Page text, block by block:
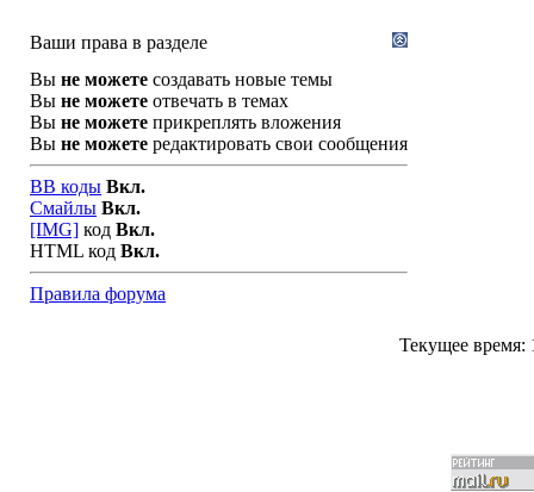
Ваши права в разделе
Вы не можете создавать новые темы
Вы не можете отвечать в темах
Вы не можете прикреплять вложения
Вы не можете редактировать свои сообщения
BB коды Вкл.
Смайлы Вкл.
[IMG] код Вкл.
HTML код Вкл.
Правила форума
Текущее время: